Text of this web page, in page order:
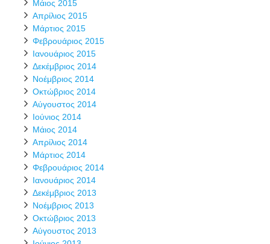
Μάιος 2015
Απρίλιος 2015
Μάρτιος 2015
Φεβρουάριος 2015
Ιανουάριος 2015
Δεκέμβριος 2014
Νοέμβριος 2014
Οκτώβριος 2014
Αύγουστος 2014
Ιούνιος 2014
Μάιος 2014
Απρίλιος 2014
Μάρτιος 2014
Φεβρουάριος 2014
Ιανουάριος 2014
Δεκέμβριος 2013
Νοέμβριος 2013
Οκτώβριος 2013
Αύγουστος 2013